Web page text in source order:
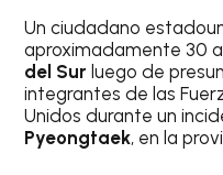
Un ciudadano
aproximadamente 30
del Sur luego de
integrantes de las
Unidos durante un
Pyeongtaek, en la